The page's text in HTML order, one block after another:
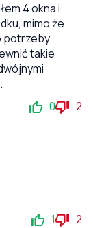
4 okna i
mimo że
potrzeby
takie
0 2
1 2